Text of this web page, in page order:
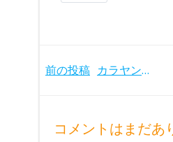
Post
前の投稿 カラヤン急逝で急遽の代役を務めたショルティ、翌年のザルツブルク音楽祭1990での『仮面舞踏会』再演
コメントはまだあ